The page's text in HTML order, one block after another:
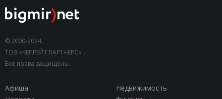
© 2000-2024,
ТОВ «КЕПРЕЙТ ПАРТНЕРС»".
Все права защищены.
Афиша
Недвижимость